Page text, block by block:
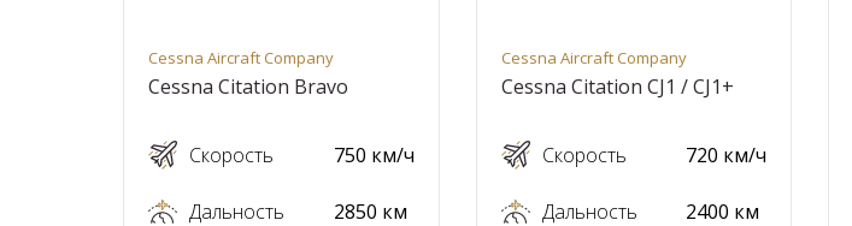
Cessna Aircraft Company
Cessna Citation Bravo
Скорость
Дальность
750 км/ч
2850 км
Cessna Aircraft Company
Cessna Citation CJ1 / CJ1+
Скорость
Дальность
720 км/ч
2400 км